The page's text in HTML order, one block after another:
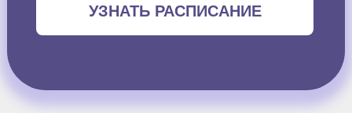
УЗНАТЬ РАСПИСАНИЕ